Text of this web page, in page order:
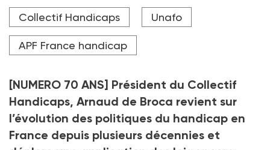
Crédit photo Erwann Le Gars
Collectif Handicaps Unafo
APF France handicap
[NUMERO 70 ANS] Président du Collectif
Handicaps, Arnaud de Broca revient sur
l’évolution des politiques du handicap en
France depuis plusieurs décennies et